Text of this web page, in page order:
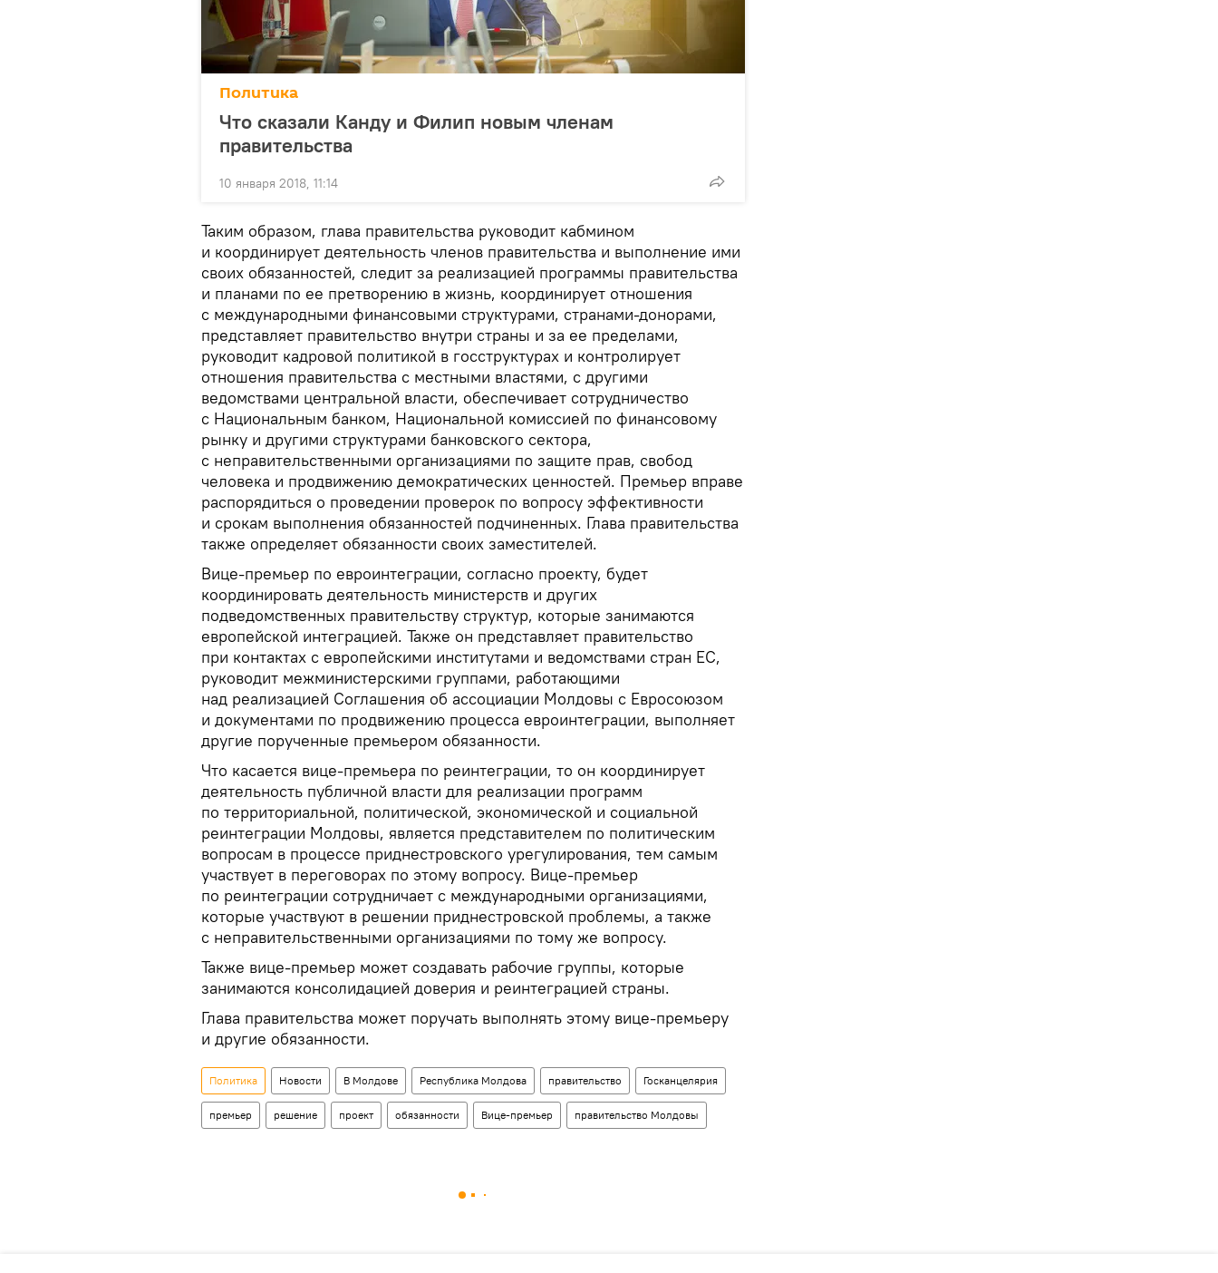
Политика
Что сказали Канду и Филип новым членам
правительства
10 января 2018, 11:14
Таким образом, глава правительства руководит кабмином
и координирует деятельность членов правительства и выполнение ими
своих обязанностей, следит за реализацией программы правительства
и планами по ее претворению в жизнь, координирует отношения
с международными финансовыми структурами, странами-донорами,
представляет правительство внутри страны и за ее пределами,
руководит кадровой политикой в госструктурах и контролирует
отношения правительства с местными властями, с другими
ведомствами центральной власти, обеспечивает сотрудничество
с Национальным банком, Национальной комиссией по финансовому
рынку и другими структурами банковского сектора,
с неправительственными организациями по защите прав, свобод
человека и продвижению демократических ценностей. Премьер вправе
распорядиться о проведении проверок по вопросу эффективности
и срокам выполнения обязанностей подчиненных. Глава правительства
также определяет обязанности своих заместителей.
Вице-премьер по евроинтеграции, согласно проекту, будет
координировать деятельность министерств и других
подведомственных правительству структур, которые занимаются
европейской интеграцией. Также он представляет правительство
при контактах с европейскими институтами и ведомствами стран ЕС,
руководит межминистерскими группами, работающими
над реализацией Соглашения об ассоциации Молдовы с Евросоюзом
и документами по продвижению процесса евроинтеграции, выполняет
другие порученные премьером обязанности.
Что касается вице-премьера по реинтеграции, то он координирует
деятельность публичной власти для реализации программ
по территориальной, политической, экономической и социальной
реинтеграции Молдовы, является представителем по политическим
вопросам в процессе приднестровского урегулирования, тем самым
участвует в переговорах по этому вопросу. Вице-премьер
по реинтеграции сотрудничает с международными организациями,
которые участвуют в решении приднестровской проблемы, а также
с неправительственными организациями по тому же вопросу.
Также вице-премьер может создавать рабочие группы, которые
занимаются консолидацией доверия и реинтеграцией страны.
Глава правительства может поручать выполнять этому вице-премьеру
и другие обязанности.
Политика Новости В Молдове Республика Молдова правительство Госканцелярия
премьер решение проект обязанности Вице-премьер правительство Молдовы